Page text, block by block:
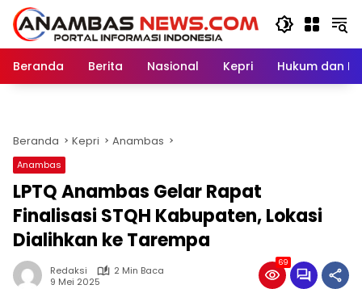
Langsung
konten
Beranda
Berita Nasional Kepri Hukum dan
Beranda Kepri Anambas
Anambas
LPTQ Anambas Gelar Rapat
Finalisasi STQH Kabupaten, Lokasi
Dialihkan ke Tarempa
Redaksi
2 Min Baca
9 Mei 2025
69